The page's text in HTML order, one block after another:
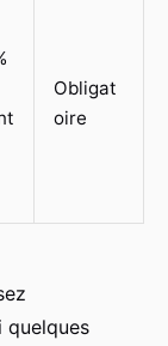
Obligat
oire